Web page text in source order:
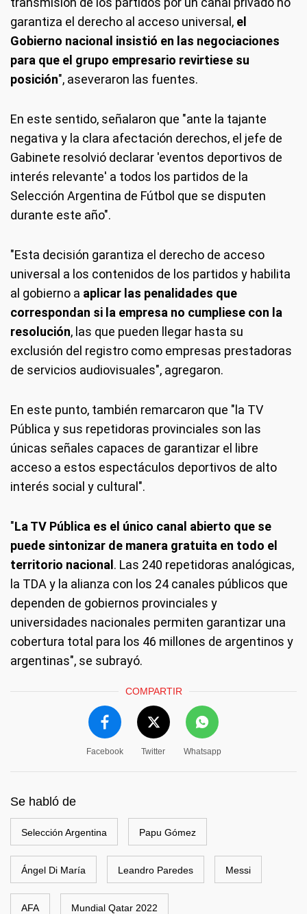
garantiza el derecho al acceso universal, el
Gobierno nacional insistió en las negociaciones
para que el grupo empresario revirtiese su
posición", aseveraron las fuentes.
En este sentido, señalaron que "ante la tajante
negativa y la clara afectación derechos, el jefe de
Gabinete resolvió declarar 'eventos deportivos de
interés relevante' a todos los partidos de la
Selección Argentina de Fútbol que se disputen
durante este año".
"Esta decisión garantiza el derecho de acceso
universal a los contenidos de los partidos y habilita
al gobierno a aplicar las penalidades que
correspondan si la empresa no cumpliese con la
resolución, las que pueden llegar hasta su
exclusión del registro como empresas prestadoras
de servicios audiovisuales", agregaron.
En este punto, también remarcaron que "la TV
Pública y sus repetidoras provinciales son las
únicas señales capaces de garantizar el libre
acceso a estos espectáculos deportivos de alto
interés social y cultural".
"La TV Pública es el único canal abierto que se
puede sintonizar de manera gratuita en todo el
territorio nacional. Las 240 repetidoras analógicas,
la TDA y la alianza con los 24 canales públicos que
dependen de gobiernos provinciales y
universidades nacionales permiten garantizar una
cobertura total para los 46 millones de argentinos y
argentinas", se subrayó.
COMPARTIR
Facebook Twitter Whatsapp
Se habló de
Selección Argentina Papu Gómez
Ángel Di María Leandro Paredes Messi
AFA Mundial Qatar 2022